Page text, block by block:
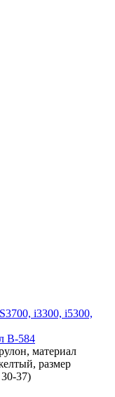
i3300, i5300,
В-584
материал
размер
37)